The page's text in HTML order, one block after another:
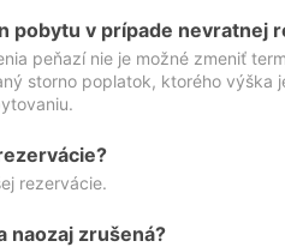
pobytu v prípade nevratnej
peňazí nie je možné zmeniť
storno poplatok, ktorého výška
rezervácie.
naozaj zrušená?